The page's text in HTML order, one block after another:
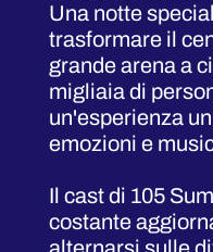
Una notte
trasformare il
grande arena a
migliaia di
un'esperienza
emozioni e
Il cast di 105
costante